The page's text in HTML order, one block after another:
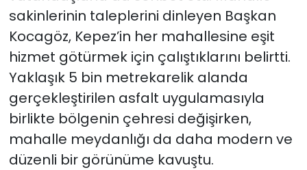
sakinlerinin taleplerini dinleyen Başkan
Kocagöz, Kepez’in her mahallesine eşit
hizmet götürmek için çalıştıklarını belirtti.
Yaklaşık 5 bin metrekarelik alanda
gerçekleştirilen asfalt uygulamasıyla
birlikte bölgenin çehresi değişirken,
mahalle meydanlığı da daha modern ve
düzenli bir görünüme kavuştu.